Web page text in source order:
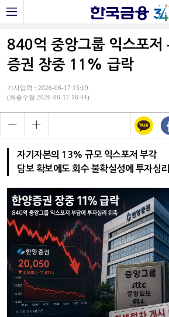
840억 중앙그룹 익스포
증권 장중 11% 급락
기사입력 : 2026-06-17 15:19
(최종수정 2026-06-17 16:44)
자기자본의 13% 규모 익스포저 부각
담보 확보에도 회수 불확실성에 투자심